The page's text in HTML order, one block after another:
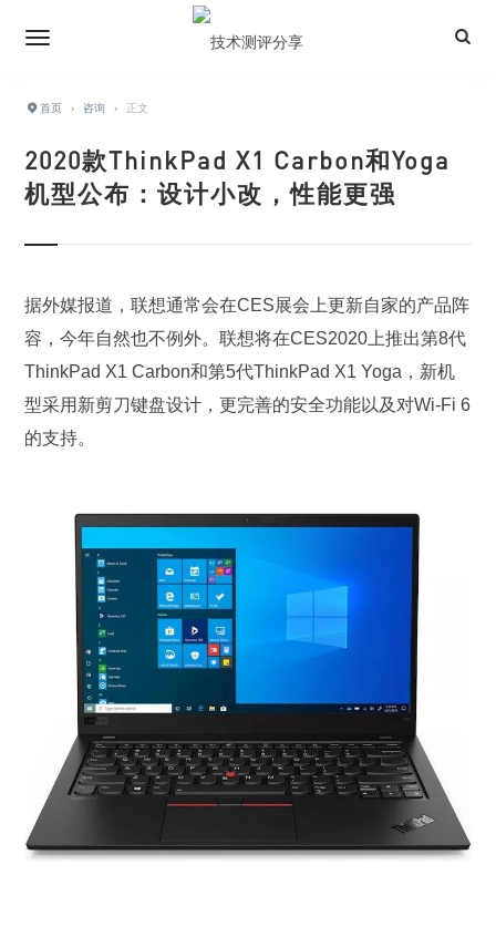
首页 › 咨询 › 正文
2020款ThinkPad X1 Carbon和Yoga
机型公布：设计小改，性能更强
据外媒报道，联想通常会在CES展会上更新自家的产品阵
容，今年自然也不例外。联想将在CES2020上推出第8代
ThinkPad X1 Carbon和第5代ThinkPad X1 Yoga，新机
型采用新剪刀键盘设计，更完善的安全功能以及对Wi-Fi 6
的支持。